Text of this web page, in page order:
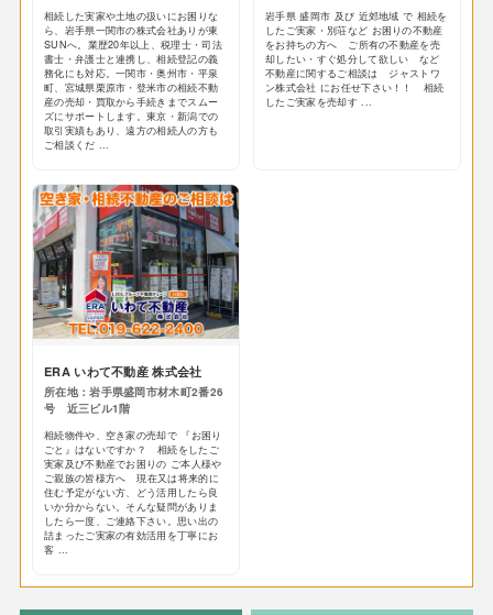
相続した実家や土地の扱いにお困りな
ら、岩手県一関市の株式会社ありが東
SUNへ。業歴20年以上、税理士・司法
書士・弁護士と連携し、相続登記の義
務化にも対応。一関市・奥州市・平泉
町、宮城県栗原市・登米市の相続不動
産の売却・買取から手続きまでスムー
ズにサポートします。東京・新潟での
取引実績もあり、遠方の相続人の方も
ご相談くだ ...
岩手県 盛岡市 及び 近郊地域 で 相続を
したご実家・別荘など お困りの不動産
をお持ちの方へ ご所有の不動産を売
却したい・すぐ処分して欲しい など
不動産に関するご相談は ジャストワ
ン株式会社 にお任せ下さい！！ 相続
したご実家を売却す ...
ERA いわて不動産 株式会社
所在地：岩手県盛岡市材木町2番26
号 近三ビル1階
相続物件や、空き家の売却で 『お困り
ごと』はないですか？ 相続をしたご
実家及び不動産でお困りの ご本人様や
ご親族の皆様方へ 現在又は将来的に
住む予定がない方、どう活用したら良
いか分からない。そんな疑問がありま
したら一度、ご連絡下さい。思い出の
詰まったご実家の有効活用を丁寧にお
客 ...